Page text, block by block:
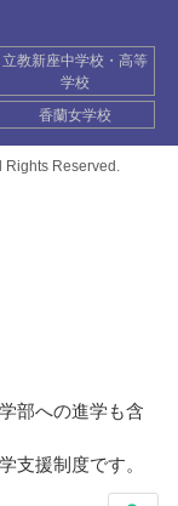
立教新座中学校・高等
学校
香蘭女学校
Rights Reserved.
部への進学も含
支援制度です。